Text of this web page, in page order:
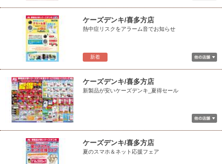
新着
ケーズデンキ/喜多方店
熱中症リスクをアラーム音でお知らせ
ケーズデンキ/喜多方店
新製品が安いケーズデンキ_夏得セール
ケーズデンキ/喜多方店
夏のスマホ＆ネット応援フェア